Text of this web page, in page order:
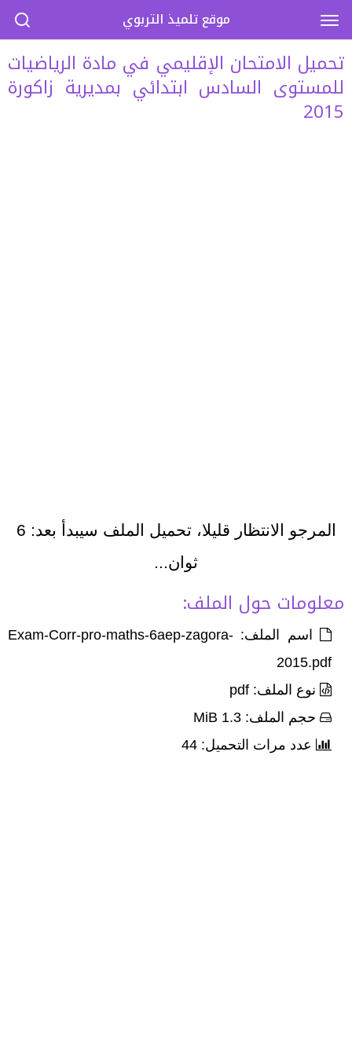
تحميل الامتحان الإقليمي في مادة الرياضيات
للمستوى السادس ابتدائي بمديرية زاكورة
2015
المرجو الانتظار قليلا، تحميل الملف سيبدأ بعد: 6
ثوان...
معلومات حول الملف:
اسم الملف: Exam-Corr-pro-maths-6aep-zagora-
2015.pdf
نوع الملف: pdf
حجم الملف: 1.3 MiB
عدد مرات التحميل: 44
موقع تلميذ التربوي